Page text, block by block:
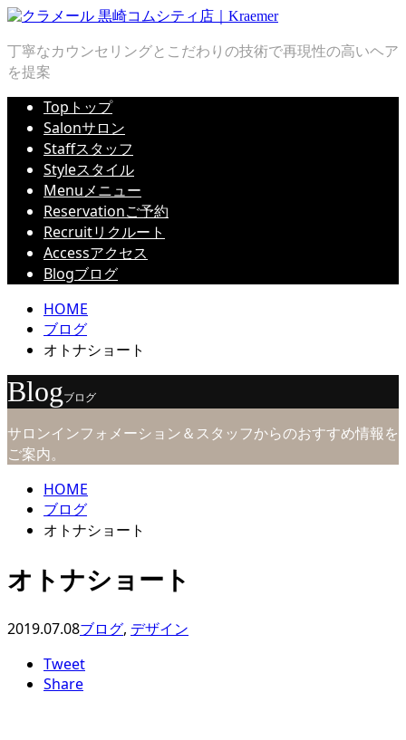
丁寧なカウンセリングとこだわりの技術で再現性の高いヘア
を提案
Top トップ
Salonサロン
Staffスタッフ
Styleスタイル
Menuメニュー
Reservationご予約
Recruitリクルート
Accessアクセス
Blogブログ
HOME
ブログ
オトナショート
Blogブログ
サロンインフォメーション＆スタッフからのおすすめ情報を
ご案内。
HOME
ブログ
オトナショート
オトナショート
2019.07.08ブログ, デザイン
Tweet
Share